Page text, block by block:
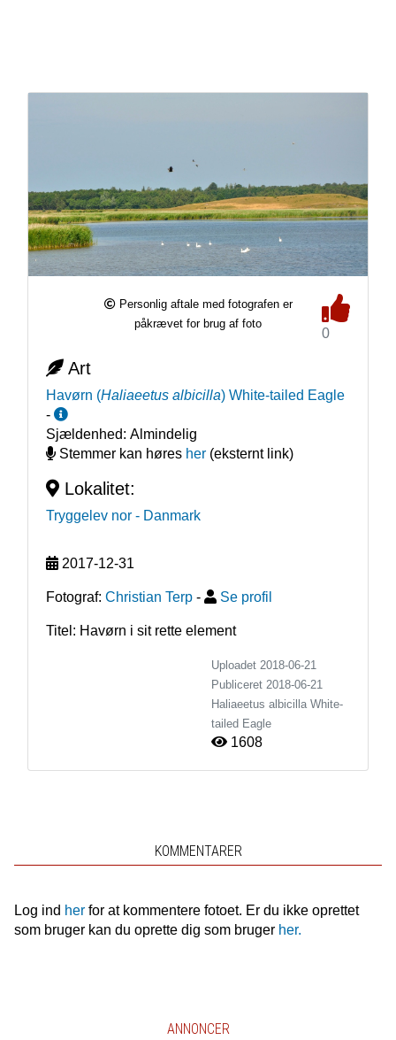
Personlig aftale med fotografen er
påkrævet for brug af foto
0
Art
Havørn (Haliaeetus albicilla) White-tailed Eagle
-
Sjældenhed: Almindelig
Stemmer kan høres her(eksternt link)
Lokalitet:
Tryggelev nor - Danmark
2017-12-31
Fotograf: Christian Terp - Se profil
Titel: Havørn i sit rette element
Uploadet 2018-06-21
Publiceret 2018-06-21
Haliaeetus albicilla White-
tailed Eagle
1608
KOMMENTARER
Log ind herfor at kommentere fotoet. Er du ikke oprettet
som bruger kan du oprette dig som bruger her.
ANNONCER